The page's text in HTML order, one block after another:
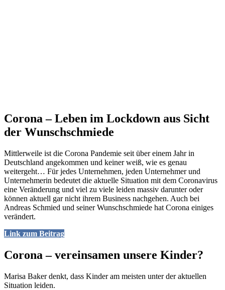
Corona – Leben im Lockdown aus Sicht
der Wunschschmiede
Mittlerweile ist die Corona Pandemie seit über einem Jahr in
Deutschland angekommen und keiner weiß, wie es genau
weitergeht… Für jedes Unternehmen, jeden Unternehmer und
Unternehmerin bedeutet die aktuelle Situation mit dem Coronavirus
eine Veränderung und viel zu viele leiden massiv darunter oder
können aktuell gar nicht ihrem Business nachgehen. Auch bei
Andreas Schmied und seiner Wunschschmiede hat Corona einiges
verändert.
Link zum Beitrag
Corona – vereinsamen unsere Kinder?
Marisa Baker denkt, dass Kinder am meisten unter der aktuellen
Situation leiden.